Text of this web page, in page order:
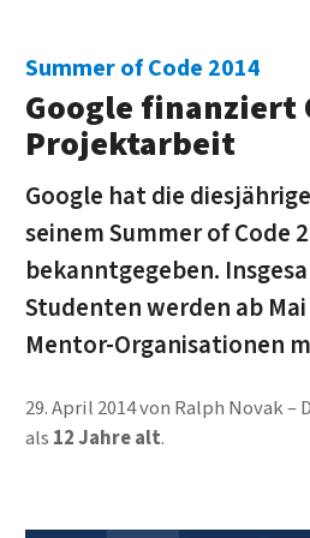
Summer of Code 2014
Google finanziert
Projektarbeit
Google hat die
seinem Summer of Code
bekanntgegeben.
Studenten werden ab
Mentor-Organisationen
29. April 2014von Ralph Novak
als 12 Jahre alt.